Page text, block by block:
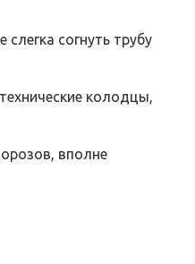
согнуть трубу
колодцы,
вполне